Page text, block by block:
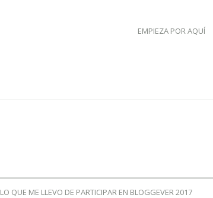
SKIP TO CONTENT
EMPIEZA POR AQUÍ
LO QUE ME LLEVO DE PARTICIPAR EN BLOGGEVER 2017